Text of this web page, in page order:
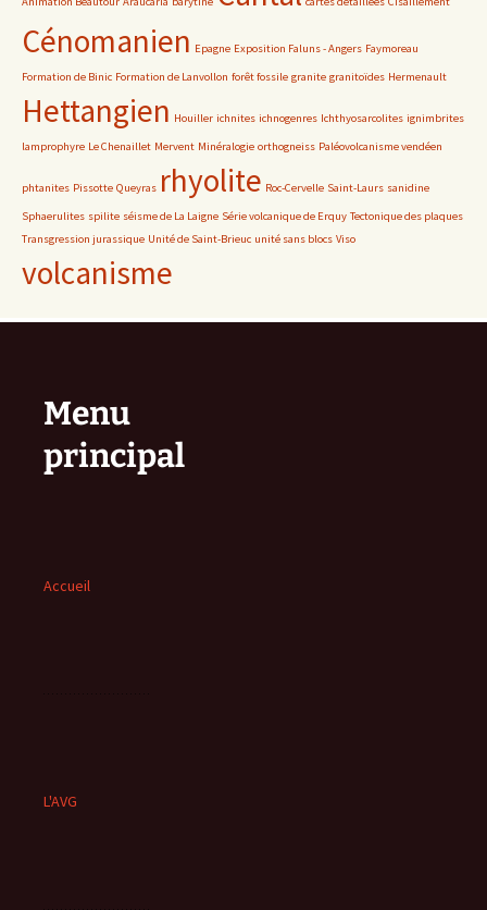
Cénomanien Epagne Exposition Faluns - Angers Faymoreau
Formation de Binic Formation de Lanvollon forêt fossile granite granitoïdes Hermenault
Hettangien Houiller ichnites ichnogenres Ichthyosarcolites ignimbrites
lamprophyre Le Chenaillet Mervent Minéralogie orthogneiss Paléovolcanisme vendéen
phtanites Pissotte Queyras rhyolite Roc-Cervelle Saint-Laurs sanidine
Sphaerulites spilite séisme de La Laigne Série volcanique de Erquy Tectonique des plaques
Transgression jurassique Unité de Saint-Brieuc unité sans blocs Viso
volcanisme
Menu
principal
Accueil
L'AVG